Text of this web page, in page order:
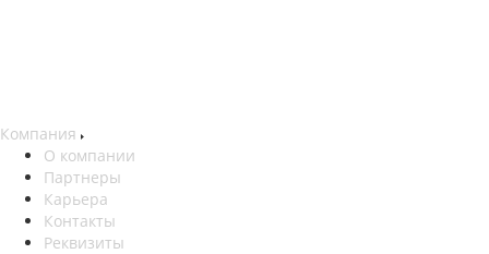
Компания
О компании
Партнеры
Карьера
Контакты
Реквизиты